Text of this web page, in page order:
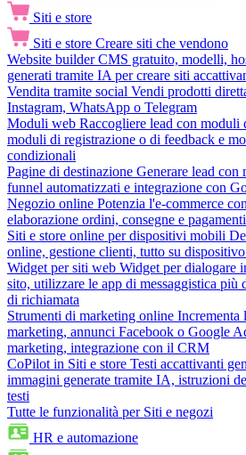
Siti e store
Siti e store Creare siti che vendono
Website builder CMS gratuito, modelli,
generati tramite IA per creare siti
Vendita tramite social Vendi prodotti
Instagram, WhatsApp o Telegram
Moduli web Raccogliere lead con moduli
moduli di registrazione o di feedback e
condizionali
Pagine di destinazione Generare lead con
funnel automatizzati e integrazione con
Negozio online Potenzia l'e-commerce
elaborazione ordini, consegne e
Siti e store online per dispositivi mobili
online, gestione clienti, tutto su
Widget per siti web Widget per dialogare
sito, utilizzare le app di messaggistica più
di richiamata
Strumenti di marketing online Incrementa
marketing, annunci Facebook o Google
marketing, integrazione con il CRM
CoPilot in Siti e store Testi accattivanti
immagini generate tramite IA, istruzioni
testi
Tutte le funzionalità per Siti e negozi
HR e automazione